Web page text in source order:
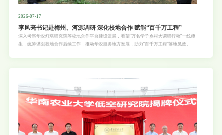
2026-07-17
李凤亮书记赴梅州、河源调研 深化校地合作 赋能“百千万工程”
深入考察华农灯塔研究院等校地合作平台建设进展，看望“万名学子乡村大调研行动”一线师
生，统筹谋划校地合作后续工作，推动华农服务地方发展，助力“百千万工程”落地见效。